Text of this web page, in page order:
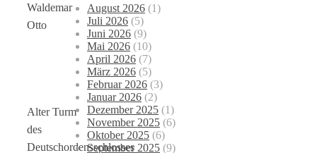
Waldemar
Otto
Alter Turm
des
Deutschordensschlosses
August 2026 (1)
Juli 2026 (5)
Juni 2026 (9)
Mai 2026 (10)
April 2026 (7)
März 2026 (5)
Februar 2026 (3)
Januar 2026 (2)
Dezember 2025 (1)
November 2025 (6)
Oktober 2025 (6)
September 2025 (9)